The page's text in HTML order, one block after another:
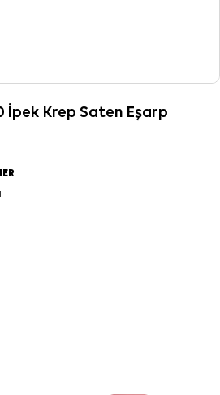
İpek Krep Saten Eşarp